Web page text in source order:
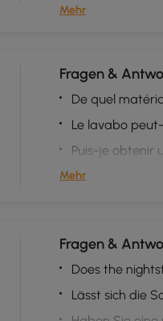
Mehr
Fragen &
De quel
Le lavabo
Puis-je obtenir
Mehr
Fragen &
Does the
Lässt sich die